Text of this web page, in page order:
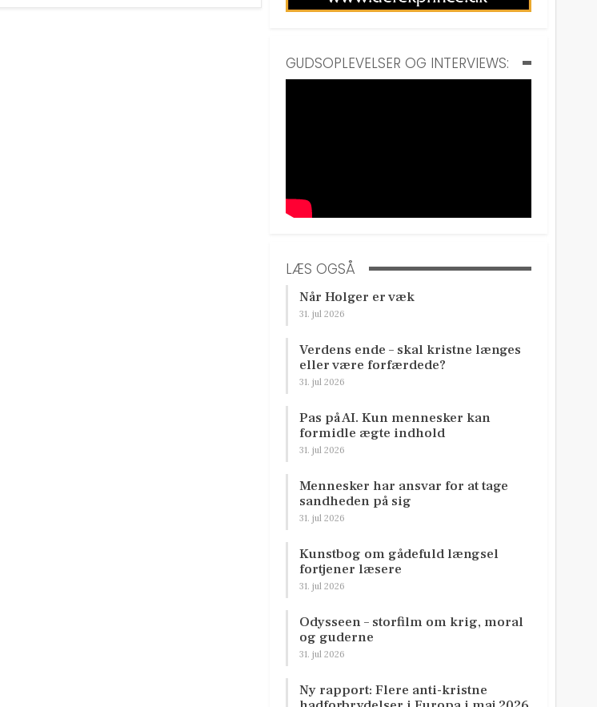
GUDSOPLEVELSER OG INTERVIEWS:
LÆS OGSÅ
Når Holger er væk
31. jul 2026
Verdens ende – skal kristne længes
eller være forfærdede?
31. jul 2026
Pas på AI. Kun mennesker kan
formidle ægte indhold
31. jul 2026
Mennesker har ansvar for at tage
sandheden på sig
31. jul 2026
Kunstbog om gådefuld længsel
fortjener læsere
31. jul 2026
Odysseen – storfilm om krig, moral
og guderne
31. jul 2026
Ny rapport: Flere anti-kristne